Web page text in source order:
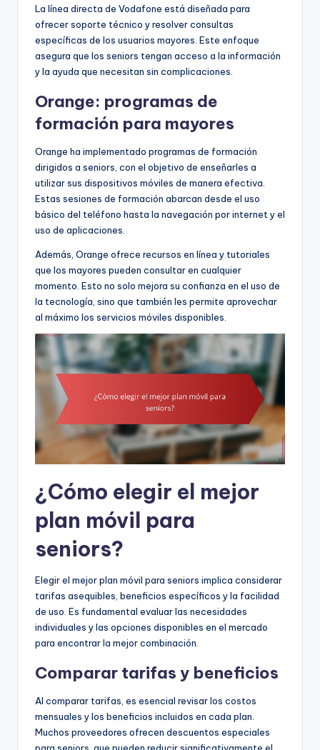
La línea directa de Vodafone está diseñada para
ofrecer soporte técnico y resolver consultas
específicas de los usuarios mayores. Este enfoque
asegura que los seniors tengan acceso a la información
y la ayuda que necesitan sin complicaciones.
Orange: programas de
formación para mayores
Orange ha implementado programas de formación
dirigidos a seniors, con el objetivo de enseñarles a
utilizar sus dispositivos móviles de manera efectiva.
Estas sesiones de formación abarcan desde el uso
básico del teléfono hasta la navegación por internet y el
uso de aplicaciones.
Además, Orange ofrece recursos en línea y tutoriales
que los mayores pueden consultar en cualquier
momento. Esto no solo mejora su confianza en el uso de
la tecnología, sino que también les permite aprovechar
al máximo los servicios móviles disponibles.
¿Cómo elegir el mejor
plan móvil para
seniors?
Elegir el mejor plan móvil para seniors implica considerar
tarifas asequibles, beneficios específicos y la facilidad
de uso. Es fundamental evaluar las necesidades
individuales y las opciones disponibles en el mercado
para encontrar la mejor combinación.
Comparar tarifas y beneficios
Al comparar tarifas, es esencial revisar los costos
mensuales y los beneficios incluidos en cada plan.
Muchos proveedores ofrecen descuentos especiales